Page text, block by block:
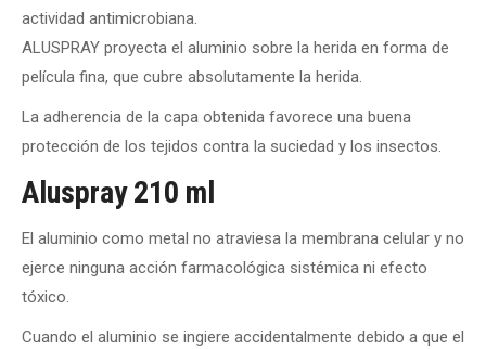
actividad antimicrobiana.
ALUSPRAY proyecta el aluminio sobre la herida en forma de
película fina, que cubre absolutamente la herida.
La adherencia de la capa obtenida favorece una buena
protección de los tejidos contra la suciedad y los insectos.
Aluspray 210 ml
El aluminio como metal no atraviesa la membrana celular y no
ejerce ninguna acción farmacológica sistémica ni efecto
tóxico.
Cuando el aluminio se ingiere accidentalmente debido a que el